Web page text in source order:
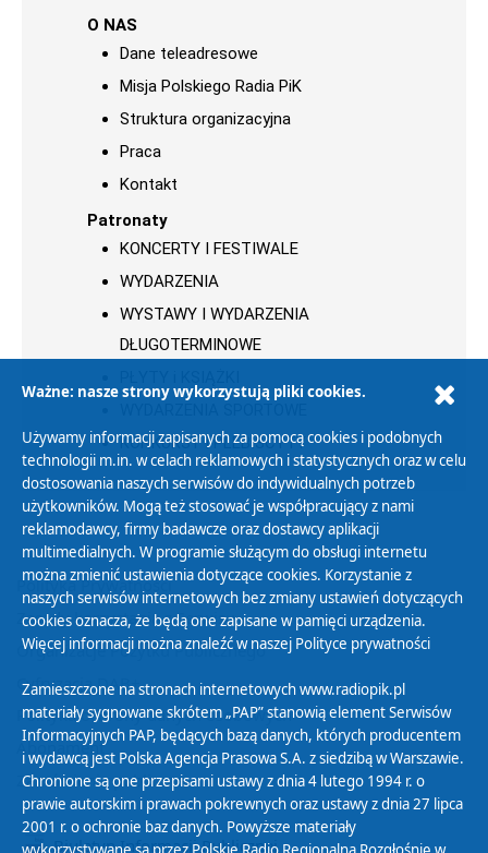
O NAS
Dane teleadresowe
Misja Polskiego Radia PiK
Struktura organizacyjna
Praca
Kontakt
Patronaty
KONCERTY I FESTIWALE
WYDARZENIA
WYSTAWY I WYDARZENIA
DŁUGOTERMINOWE
KONKURSY I PLEBISCYTY
Polityka Prywatności
Zasady korzystania z Serwisu
Organizacje Pożytku Publicznego
Cyfryzacja DAB+
Polityka ochrony danych osobowych
Abonament
Zamówienia publiczne
Biuletyn Informacji Publicznej
Ważne: nasze strony wykorzystują pliki cookies.
Używamy informacji zapisanych za pomocą cookies i podobnych
technologii m.in. w celach reklamowych i statystycznych oraz w celu
dostosowania naszych serwisów do indywidualnych potrzeb
użytkowników. Mogą też stosować je współpracujący z nami
reklamodawcy, firmy badawcze oraz dostawcy aplikacji
multimedialnych. W programie służącym do obsługi internetu
można zmienić ustawienia dotyczące cookies. Korzystanie z
naszych serwisów internetowych bez zmiany ustawień dotyczących
cookies oznacza, że będą one zapisane w pamięci urządzenia.
Więcej informacji można znaleźć w naszej Polityce prywatności
Zamieszczone na stronach internetowych www.radiopik.pl
materiały sygnowane skrótem „PAP” stanowią element Serwisów
Informacyjnych PAP, będących bazą danych, których producentem
i wydawcą jest Polska Agencja Prasowa S.A. z siedzibą w Warszawie.
Chronione są one przepisami ustawy z dnia 4 lutego 1994 r. o
prawie autorskim i prawach pokrewnych oraz ustawy z dnia 27 lipca
2001 r. o ochronie baz danych. Powyższe materiały